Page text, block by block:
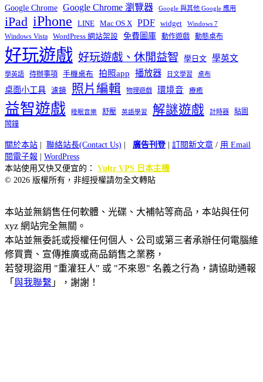
Google Chrome Google Chrome 瀏覽器 Google 與其他 Google 應用
iPad iPhone LINE Mac OS X PDF widget Windows 7
Windows Vista WordPress 網站架設 免費圖庫 動作遊戲 動態桌布
好玩遊戲 好玩遊戲、休閒益智 學日文 學英文
學英語 待辦事項 手機桌布 拍照app 播放器 日文學習 桌布
桌面小工具 濾鏡 照片編輯 物理遊戲 環境音 療癒
益智遊戲 睡眠音樂 舒壓 英語學習 解謎遊戲 計時器
貼圖
鬧鐘
關於本站 聯絡站長(Contact Us) 廣告刊登| 訂閱新文章 / 用 Email
閱電子報
WordPress
本站使用又快又便宜的： Vultr VPS 日本主機
© 2026 版權所有，非經授權請勿全文轉貼
本站並無銷售任何軟體、光碟、大補帖等商品，本站與任何
xyz 網站完全無關。
本站並無委託或授權任何個人、公司或第三者承辦任何電腦維
修買賣、宣傳推廣或商品銷售之業務，
若發現盜用 "重灌狂人" 或 "不來恩" 名義之行為，請協助通報
「 與我聯繫 」，謝謝！